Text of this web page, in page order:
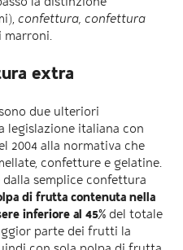
la distinzione
confettura, confettura
marroni.
extra
due ulteriori
legislazione italiana con
2004 alla normativa che
confetture e gelatine.
semplice confettura
di frutta contenuta nella
inferiore al 45% del totale
parte dei frutti la